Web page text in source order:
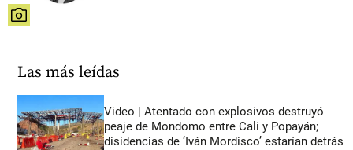
share
Las más leídas
Video | Atentado con explosivos destruyó
peaje de Mondomo entre Cali y Popayán;
disidencias de ‘Iván Mordisco’ estarían detrás